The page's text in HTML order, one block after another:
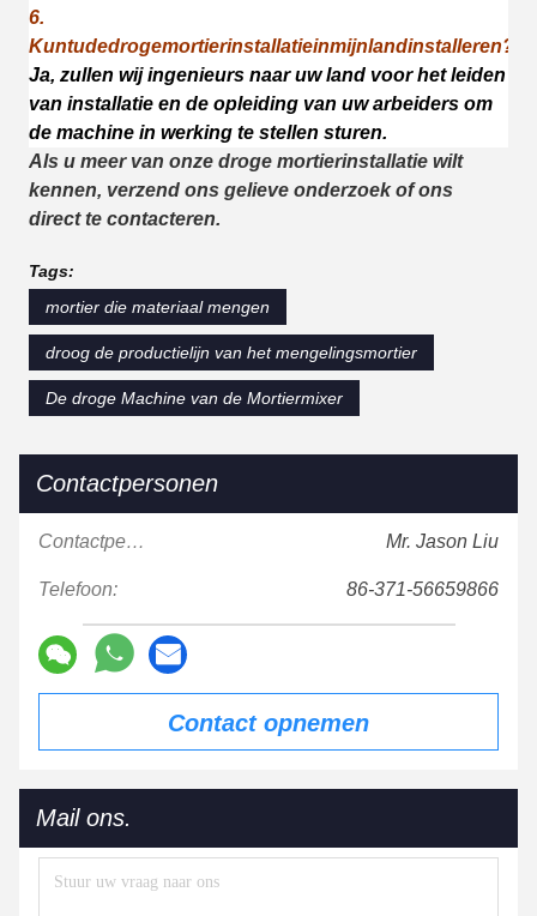
6.
Kuntudedrogemortierinstallatieinmijnlandinstalleren?
Ja, zullen wij ingenieurs naar uw land voor het leiden
van installatie en de opleiding van uw arbeiders om
de machine in werking te stellen sturen.
Als u meer van onze droge mortierinstallatie wilt
kennen, verzend ons gelieve onderzoek of ons
direct te contacteren.
Tags:
mortier die materiaal mengen
droog de productielijn van het mengelingsmortier
De droge Machine van de Mortiermixer
Contactpersonen
Contactpersonen: Mr. Jason Liu
Telefoon: 86-371-56659866
Contact opnemen
Mail ons.